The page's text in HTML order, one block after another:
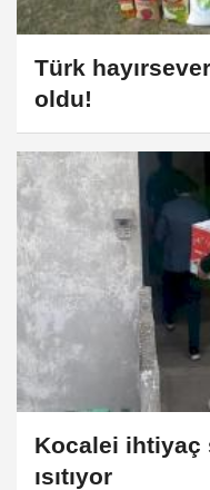
Türk
oldu!
Kocalei ihtiyaç
ısıtıyor